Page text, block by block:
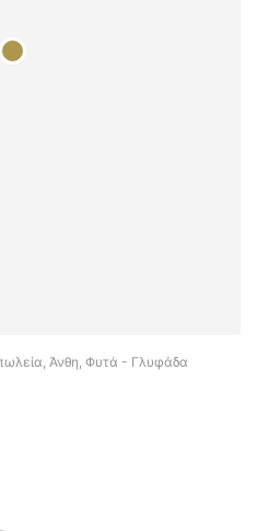
Άνθη, Φυτά - Γλυφάδα